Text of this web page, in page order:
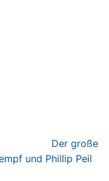
Der große
und Phillip Peil